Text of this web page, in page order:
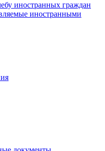
иностранных граждан
иностранными